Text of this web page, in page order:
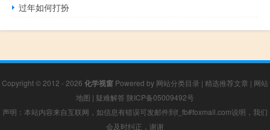
过年如何打扮
Copyright © 2012 - 2026 化学视窗 Powered by 网站分类目录 | 精选推荐文章 | 网站
地图 | 疑难解答 陕ICP备05009492号
声明：本站内容来自互联网，如信息有错误可发邮件到f_fb#foxmail.com说明，我们
会及时纠正，谢谢